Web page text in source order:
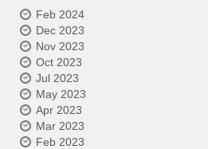
Feb 2024
Dec 2023
Nov 2023
Oct 2023
Jul 2023
May 2023
Apr 2023
Mar 2023
Feb 2023